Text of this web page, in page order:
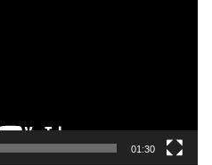
01:30